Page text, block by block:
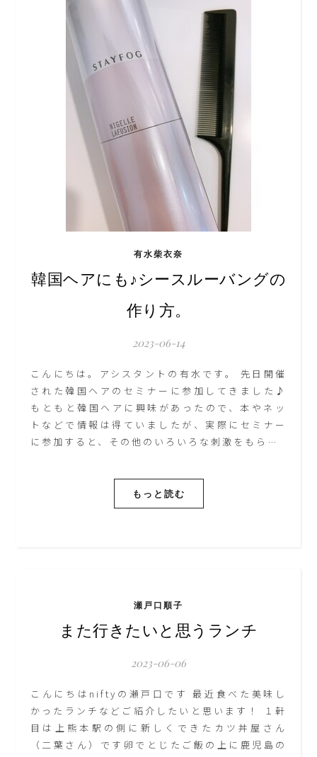
有水柴衣奈
韓国ヘアにも♪シースルーバングの
作り方。
2023-06-14
こんにちは。アシスタントの有水です。 先日開催
された韓国ヘアのセミナーに参加してきました♪
もともと韓国ヘアに興味があったので、本やネッ
トなどで情報は得ていましたが、実際にセミナー
に参加すると、その他のいろいろな刺激をもら…
もっと読む
瀬戸口順子
また行きたいと思うランチ
2023-06-06
こんにちはniftyの瀬戸口です 最近食べた美味し
かったランチなどご紹介したいと思います！ １軒
目は上熊本駅の側に新しくできたカツ丼屋さん
（二葉さん）です卵でとじたご飯の上に鹿児島の